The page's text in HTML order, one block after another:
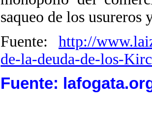
saqueo de los
Fuente: http://
de-la-deuda-de-los-
Fuente: